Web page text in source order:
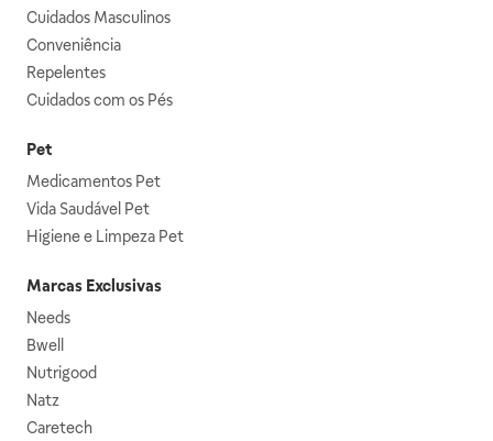
Cuidados Masculinos
Conveniência
Repelentes
Cuidados com os Pés
Pet
Medicamentos Pet
Vida Saudável Pet
Higiene e Limpeza Pet
Marcas Exclusivas
Needs
Bwell
Nutrigood
Natz
Caretech